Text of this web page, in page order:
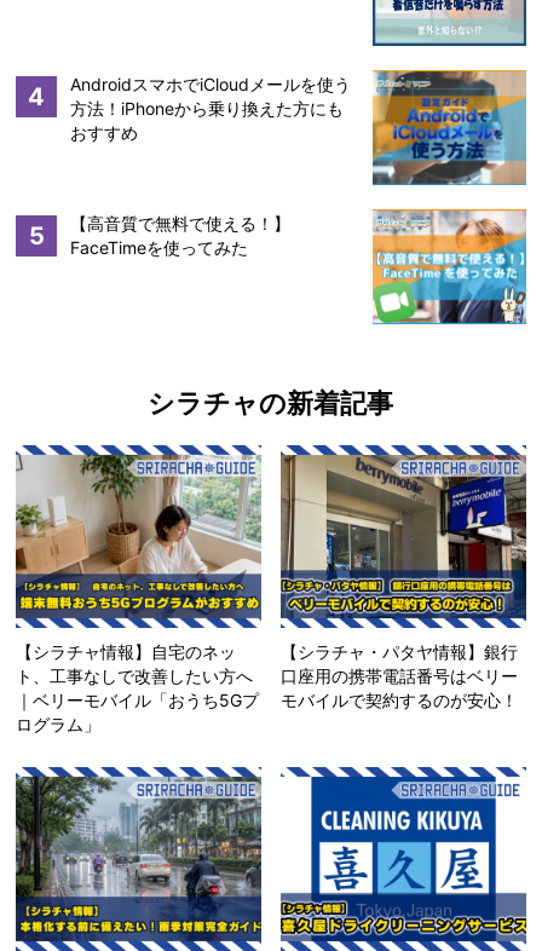
4
AndroidスマホでiCloudメールを使う
方法！iPhoneから乗り換えた方にも
おすすめ
5
【高音質で無料で使える！】
FaceTimeを使ってみた
シラチャの新着記事
【シラチャ情報】自宅のネッ
ト、工事なしで改善したい方へ
｜ベリーモバイル「おうち5Gプ
ログラム」
【シラチャ・パタヤ情報】銀行
口座用の携帯電話番号はベリー
モバイルで契約するのが安心！